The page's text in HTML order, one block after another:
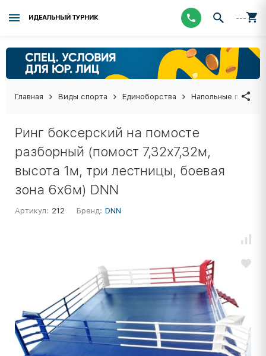
ИДЕАЛЬНЫЙ ТУРНИК ---
Главная Виды спорта Единоборства Напольные
Ринг боксерский на помосте
разборный (помост 7,32х7,32м,
высота 1м, три лестницы, боевая
зона 6х6м) DNN
Артикул: 212 Бренд: DNN